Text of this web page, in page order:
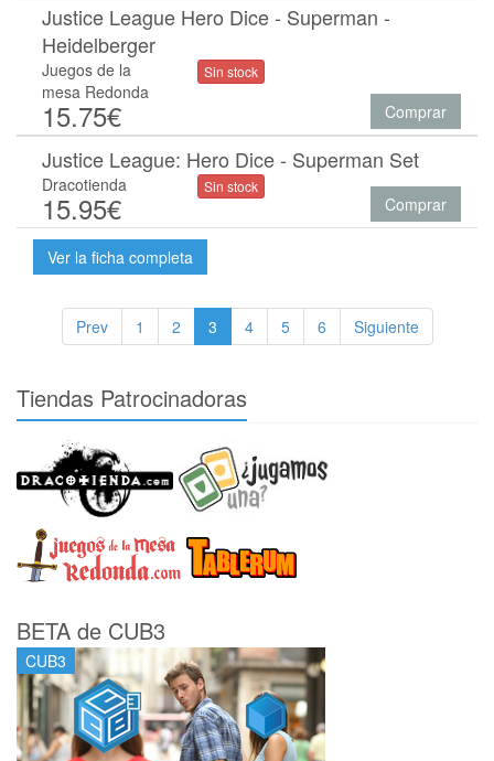
Justice League Hero Dice - Superman -
Heidelberger
Juegos de la
mesa Redonda
15.75€
Sin stock
Comprar
Justice League: Hero Dice - Superman Set
Dracotienda
15.95€
Sin stock
Comprar
Ver la ficha completa
Prev 1 2 3 4 5 6 Siguiente
Tiendas Patrocinadoras
BETA de CUB3
CUB3